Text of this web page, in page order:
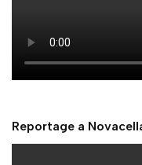
Reportage a